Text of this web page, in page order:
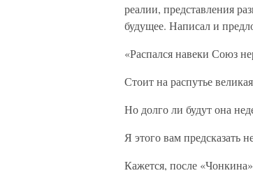
реалии, представления
будущее. Написал и
«Распался навеки Союз
Стоит на распутье
Но долго ли будут она
Я этого вам предсказать
Кажется, после «Чонкина»